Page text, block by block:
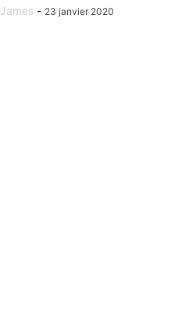
James - 23 janvier 2020